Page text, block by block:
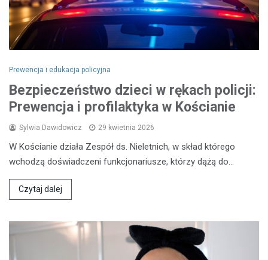
Prewencja i edukacja policyjna
Bezpieczeństwo dzieci w rękach policji:
Prewencja i profilaktyka w Kościanie
Sylwia Dawidowicz 29 kwietnia 2026
W Kościanie działa Zespół ds. Nieletnich, w skład którego
wchodzą doświadczeni funkcjonariusze, którzy dążą do…
Czytaj dalej